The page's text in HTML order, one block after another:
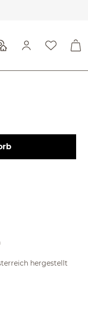
Wert ein
hergestellt